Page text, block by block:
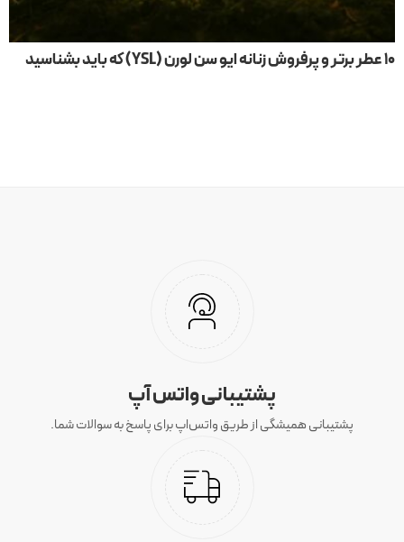
۱۰ عطر برتر و پرفروش زنانه ایو سن لورن (YSL) که باید بشناسید
پشتیبانی واتس آپ
پشتیبانی همیشگی از طریق واتس‌اپ برای پاسخ به سوالات شما.